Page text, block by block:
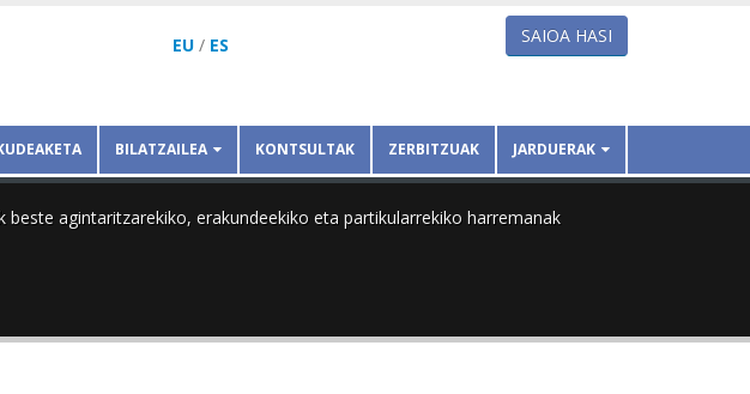
EU / ES SAIOA HASI
BILATZAILEA KONTSULTAK ZERBITZUAK JARDUERAK
beste agintaritzarekiko, erakundeekiko eta partikularrekiko harremanak